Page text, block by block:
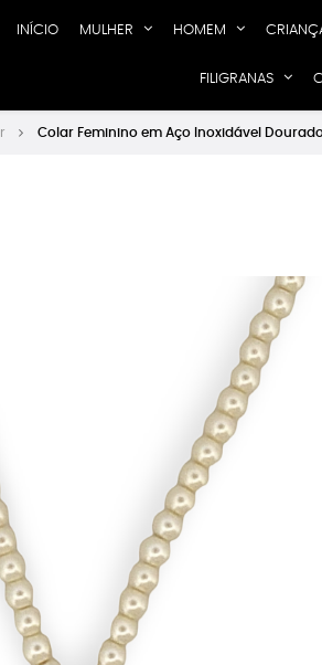
INÍCIO MULHER HOMEM
FILIGRANAS
Colar Feminino em Aço Inoxidável